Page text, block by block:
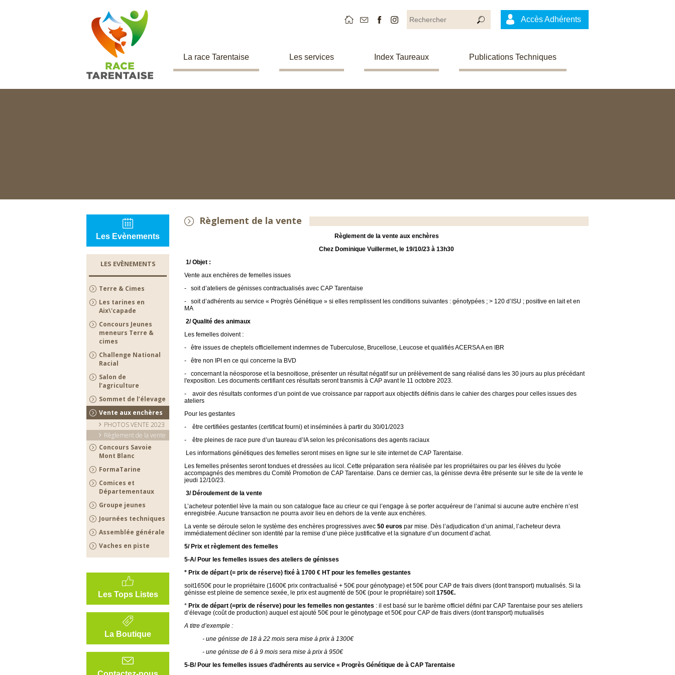
Accès Adhérents
La race Tarentaise Les services Index Taureaux Publications Techniques
Les Evènements
LES EVÈNEMENTS
Terre & Cimes
Les tarines en
Aix\'capade
Concours Jeunes
meneurs Terre &
cimes
Challenge National
Racial
Salon de
l’agriculture
Sommet de l’élevage
Vente aux enchères
PHOTOS VENTE 2023
Règlement de la vente
Concours Savoie
Mont Blanc
FormaTarine
Comices et
Départementaux
Groupe jeunes
Journées techniques
Assemblée générale
Vaches en piste
Les Tops Listes
La Boutique
Règlement de la vente
Règlement de la vente aux enchères
Chez Dominique Vuillermet, le 19/10/23 à 13h30
1/ Objet :
Vente aux enchères de femelles issues
- soit d’ateliers de génisses contractualisés avec CAP Tarentaise
- soit d’adhérents au service « Progrès Génétique » si elles remplissent les conditions suivantes : génotypées ; > 120 d’ISU ; positive en lait et en
MA
2/ Qualité des animaux
Les femelles doivent :
- être issues de cheptels officiellement indemnes de Tuberculose, Brucellose, Leucose et qualifiés ACERSA A en IBR
- être non IPI en ce qui concerne la BVD
- concernant la néosporose et la besnoitiose, présenter un résultat négatif sur un prélèvement de sang réalisé dans les 30 jours au plus précédant
l'exposition. Les documents certifiant ces résultats seront transmis à CAP avant le 11 octobre 2023.
- avoir des résultats conformes d’un point de vue croissance par rapport aux objectifs définis dans le cahier des charges pour celles issues des
ateliers
Pour les gestantes
- être certifiées gestantes (certificat fourni) et inséminées à partir du 30/01/2023
- être pleines de race pure d’un taureau d’IA selon les préconisations des agents raciaux
Les informations génétiques des femelles seront mises en ligne sur le site internet de CAP Tarentaise.
Les femelles présentes seront tondues et dressées au licol. Cette préparation sera réalisée par les propriétaires ou par les élèves du lycée
accompagnés des membres du Comité Promotion de CAP Tarentaise. Dans ce dernier cas, la génisse devra être présente sur le site de la vente le
jeudi 12/10/23.
3/ Déroulement de la vente
L’acheteur potentiel lève la main ou son catalogue face au crieur ce qui l’engage à se porter acquéreur de l’animal si aucune autre enchère n’est
enregistrée. Aucune transaction ne pourra avoir lieu en dehors de la vente aux enchères.
La vente se déroule selon le système des enchères progressives avec 50 euros par mise. Dès l’adjudication d’un animal, l’acheteur devra
immédiatement décliner son identité par la remise d’une pièce justificative et la signature d’un document d’achat.
5/ Prix et règlement des femelles
5-A/ Pour les femelles issues des ateliers de génisses
* Prix de départ (= prix de réserve) fixé à 1700 € HT pour les femelles gestantes
soit1650€ pour le propriétaire (1600€ prix contractualisé + 50€ pour génotypage) et 50€ pour CAP de frais divers (dont transport) mutualisés. Si la
génisse est pleine de semence sexée, le prix est augmenté de 50€ (pour le propriétaire) soit1750€.
* Prix de départ (=prix de réserve) pour les femelles non gestantes : il est basé sur le barème officiel défini par CAP Tarentaise pour ses ateliers
d’élevage (coût de production) auquel est ajouté 50€ pour le génotypage et 50€ pour CAP de frais divers (dont transport) mutualisés
A titre d’exemple :
- une génisse de 18 à 22 mois sera mise à prix à 1300€
- une génisse de 6 à 9 mois sera mise à prix à 950€
5-B/ Pour les femelles issues d’adhérents au service « Progrès Génétique de à CAP Tarentaise